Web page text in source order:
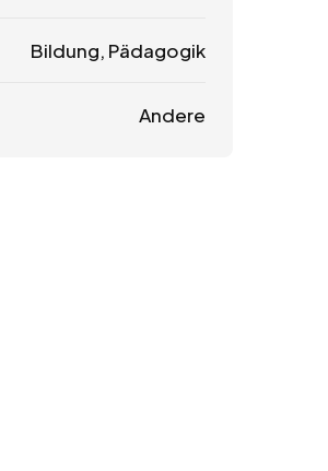
Bildung, Pädagogik
Andere